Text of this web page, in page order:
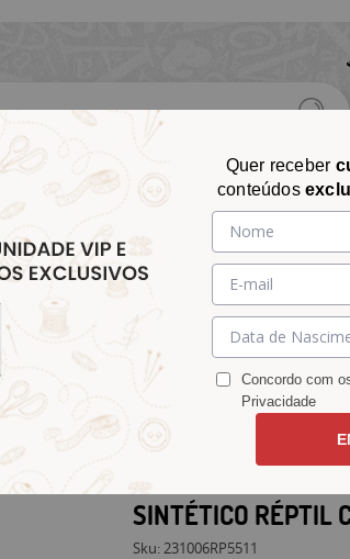
TECIDOS E
MALHAS MATELASSÊ
AVIAMENTOS
ACESSÓRIOS
SINTÉTICO RÉPTIL
Sku:231006RP5511
Quer receber
conteúdos
Concordo com
Privacidade